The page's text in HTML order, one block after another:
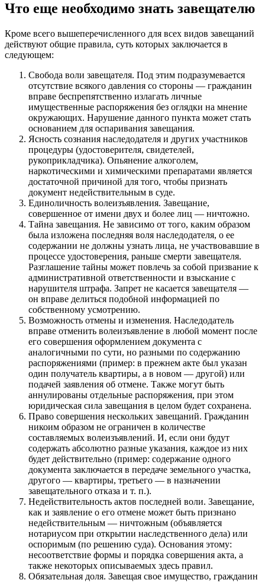
Что еще необходимо знать завещателю
Кроме всего вышеперечисленного для всех видов завещаний
действуют общие правила, суть которых заключается в
следующем:
Свобода воли завещателя. Под этим подразумевается
отсутствие всякого давления со стороны — гражданин
вправе беспрепятственно излагать личные
имущественные распоряжения без оглядки на мнение
окружающих. Нарушение данного пункта может стать
основанием для оспаривания завещания.
Ясность сознания наследодателя и других участников
процедуры (удостоверителя, свидетелей,
рукоприкладчика). Опьянение алкоголем,
наркотическими и химическими препаратами является
достаточной причиной для того, чтобы признать
документ недействительным в суде.
Единоличность волеизъявления. Завещание,
совершенное от имени двух и более лиц — ничтожно.
Тайна завещания. Не зависимо от того, каким образом
была изложена последняя воля наследодателя, о ее
содержании не должны узнать лица, не участвовавшие в
процессе удостоверения, раньше смерти завещателя.
Разглашение тайны может повлечь за собой призвание к
административной ответственности и взыскание с
нарушителя штрафа. Запрет не касается завещателя —
он вправе делиться подобной информацией по
собственному усмотрению.
Возможность отмены и изменения. Наследодатель
вправе отменить волеизъявление в любой момент после
его совершения оформлением документа с
аналогичными по сути, но разными по содержанию
распоряжениями (пример: в прежнем акте был указан
один получатель квартиры, а в новом — другой) или
подачей заявления об отмене. Также могут быть
аннулированы отдельные распоряжения, при этом
юридическая сила завещания в целом будет сохранена.
Право совершения нескольких завещаний. Гражданин
никоим образом не ограничен в количестве
составляемых волеизъявлений. И, если они будут
содержать абсолютно разные указания, каждое из них
будет действительно (пример: содержание одного
документа заключается в передаче земельного участка,
другого — квартиры, третьего — в назначении
завещательного отказа и т. п.).
Недействительность актов последней воли. Завещание,
как и заявление о его отмене может быть признано
недействительным — ничтожным (объявляется
нотариусом при открытии наследственного дела) или
оспоримым (по решению суда). Основания этому:
несоответствие формы и порядка совершения акта, а
также некоторых описываемых здесь правил.
Обязательная доля. Завещая свое имущество, гражданин